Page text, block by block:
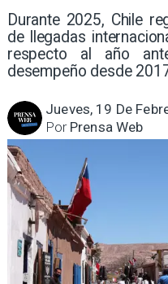
Durante 2025, Chile
de llegadas
respecto al año
desempeño desde
Jueves, 19 De
Prensa Web
Por